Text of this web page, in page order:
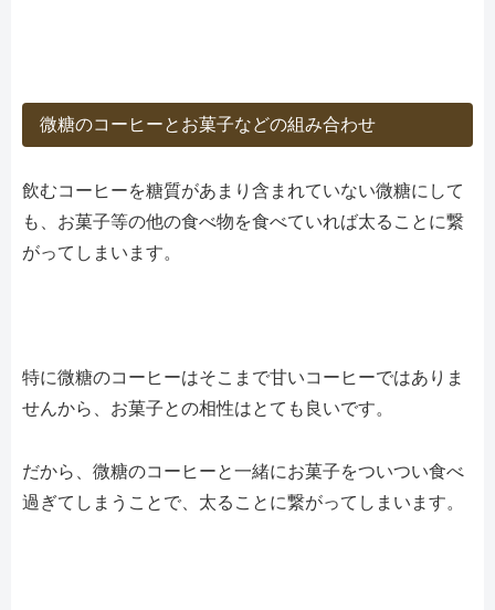
微糖のコーヒーとお菓子などの組み合わせ
飲むコーヒーを糖質があまり含まれていない微糖にして
も、お菓子等の他の食べ物を食べていれば太ることに繋
がってしまいます。
特に微糖のコーヒーはそこまで甘いコーヒーではありま
せんから、お菓子との相性はとても良いです。
だから、微糖のコーヒーと一緒にお菓子をついつい食べ
過ぎてしまうことで、太ることに繋がってしまいます。